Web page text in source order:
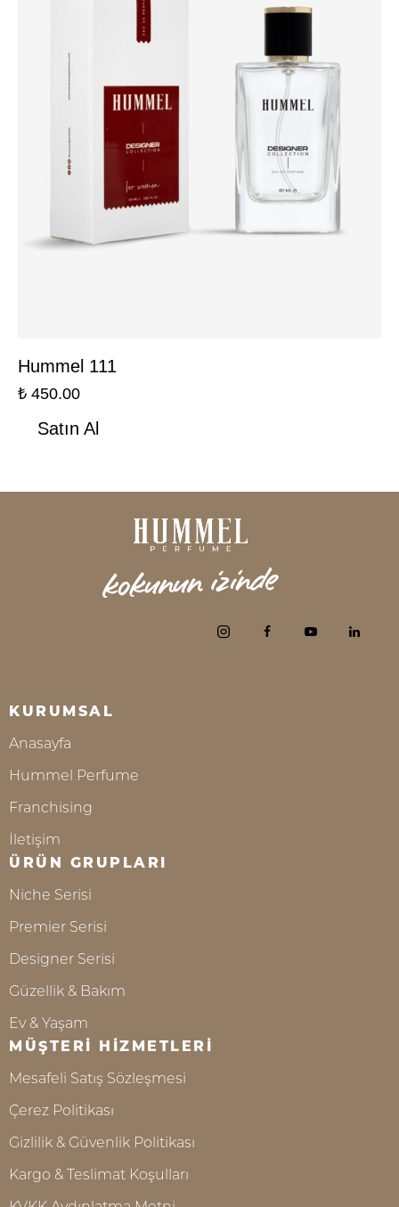
Hummel 111
₺ 450.00
Satın Al
KURUMSAL
Anasayfa
Hummel Perfume
Franchising
İletişim
ÜRÜN GRUPLARI
Niche Serisi
Premier Serisi
Designer Serisi
Güzellik & Bakım
Ev & Yaşam
MÜŞTERİ HİZMETLERİ
Mesafeli Satış Sözleşmesi
Çerez Politikası
Gizlilik & Güvenlik Politikası
Kargo & Teslimat Koşulları